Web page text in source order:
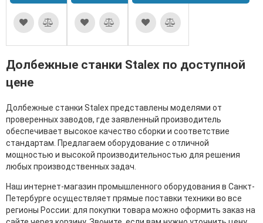
Долбежные станки Stalex по доступной
цене
Долбежные станки Stalex представлены моделями от
проверенных заводов, где заявленный производитель
обеспечивает высокое качество сборки и соответствие
стандартам. Предлагаем оборудование с отличной
мощностью и высокой производительностью для решения
любых производственных задач.
Наш интернет-магазин промышленного оборудования в Санкт-
Петербурге осуществляет прямые поставки техники во все
регионы России: для покупки товара можно оформить заказ на